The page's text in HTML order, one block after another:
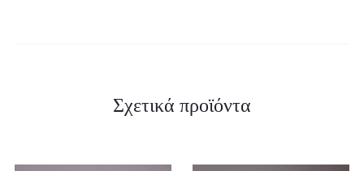
Σχετικά προϊόντα